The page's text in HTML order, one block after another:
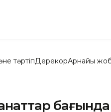
тәртіпДерекқорАрнайы